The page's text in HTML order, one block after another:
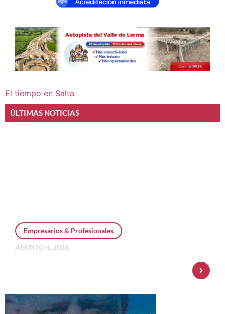
El tiempo en Salta
ÚLTIMAS NOTICIAS
Empresarios & Profesionales
AGOSTO 4, 2026